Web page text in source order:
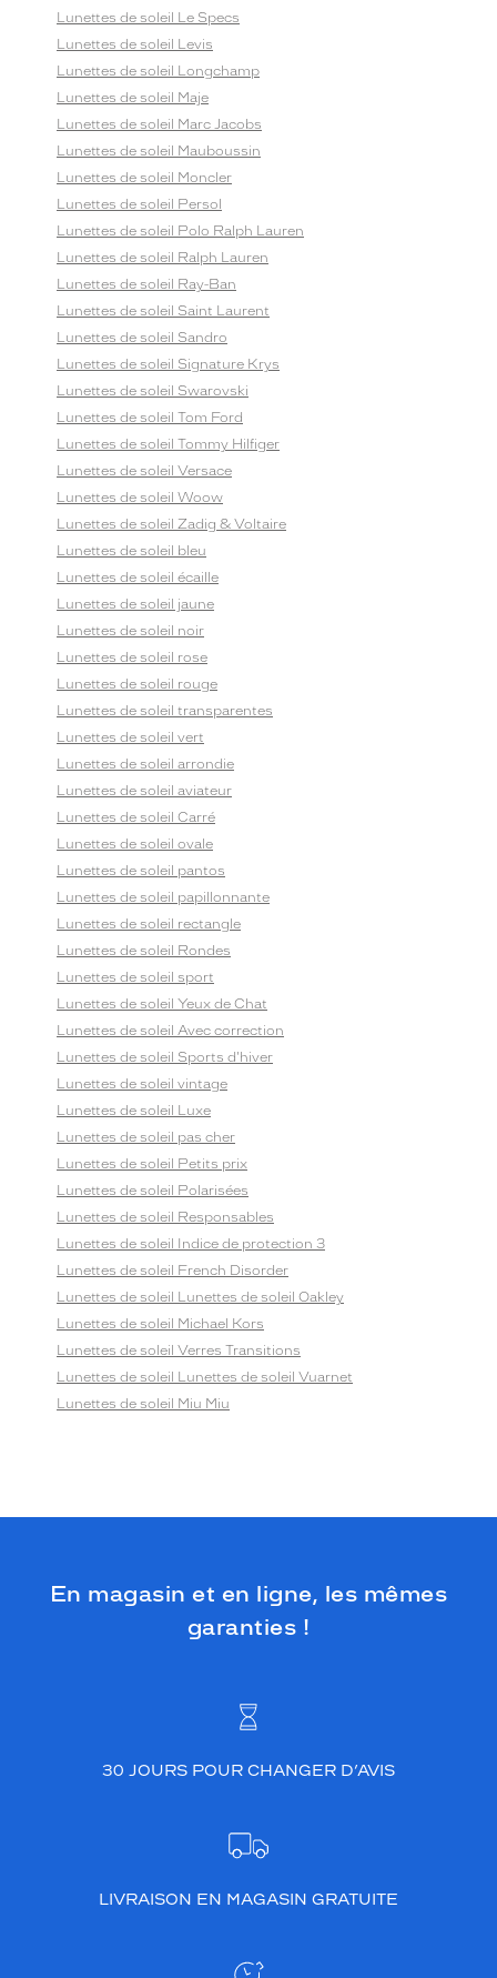
Lunettes de soleil Le Specs
Lunettes de soleil Levis
Lunettes de soleil Longchamp
Lunettes de soleil Maje
Lunettes de soleil Marc Jacobs
Lunettes de soleil Mauboussin
Lunettes de soleil Moncler
Lunettes de soleil Persol
Lunettes de soleil Polo Ralph Lauren
Lunettes de soleil Ralph Lauren
Lunettes de soleil Ray-Ban
Lunettes de soleil Saint Laurent
Lunettes de soleil Sandro
Lunettes de soleil Signature Krys
Lunettes de soleil Swarovski
Lunettes de soleil Tom Ford
Lunettes de soleil Tommy Hilfiger
Lunettes de soleil Versace
Lunettes de soleil Woow
Lunettes de soleil Zadig & Voltaire
Lunettes de soleil bleu
Lunettes de soleil écaille
Lunettes de soleil jaune
Lunettes de soleil noir
Lunettes de soleil rose
Lunettes de soleil rouge
Lunettes de soleil transparentes
Lunettes de soleil vert
Lunettes de soleil arrondie
Lunettes de soleil aviateur
Lunettes de soleil Carré
Lunettes de soleil ovale
Lunettes de soleil pantos
Lunettes de soleil papillonnante
Lunettes de soleil rectangle
Lunettes de soleil Rondes
Lunettes de soleil sport
Lunettes de soleil Yeux de Chat
Lunettes de soleil Avec correction
Lunettes de soleil Sports d'hiver
Lunettes de soleil vintage
Lunettes de soleil Luxe
Lunettes de soleil pas cher
Lunettes de soleil Petits prix
Lunettes de soleil Polarisées
Lunettes de soleil Responsables
Lunettes de soleil Indice de protection 3
Lunettes de soleil French Disorder
Lunettes de soleil Lunettes de soleil Oakley
Lunettes de soleil Michael Kors
Lunettes de soleil Verres Transitions
Lunettes de soleil Lunettes de soleil Vuarnet
Lunettes de soleil Miu Miu
En magasin et en ligne, les mêmes
garanties !
30 JOURS POUR CHANGER D’AVIS
LIVRAISON EN MAGASIN GRATUITE